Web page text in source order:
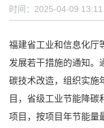
时间：2025-04-09 13:11
福建省工业和信息化厅
发展若干措施的通知。
碳技术改造，组织实施
目，省级工业节能降碳
项目，按项目年节能量